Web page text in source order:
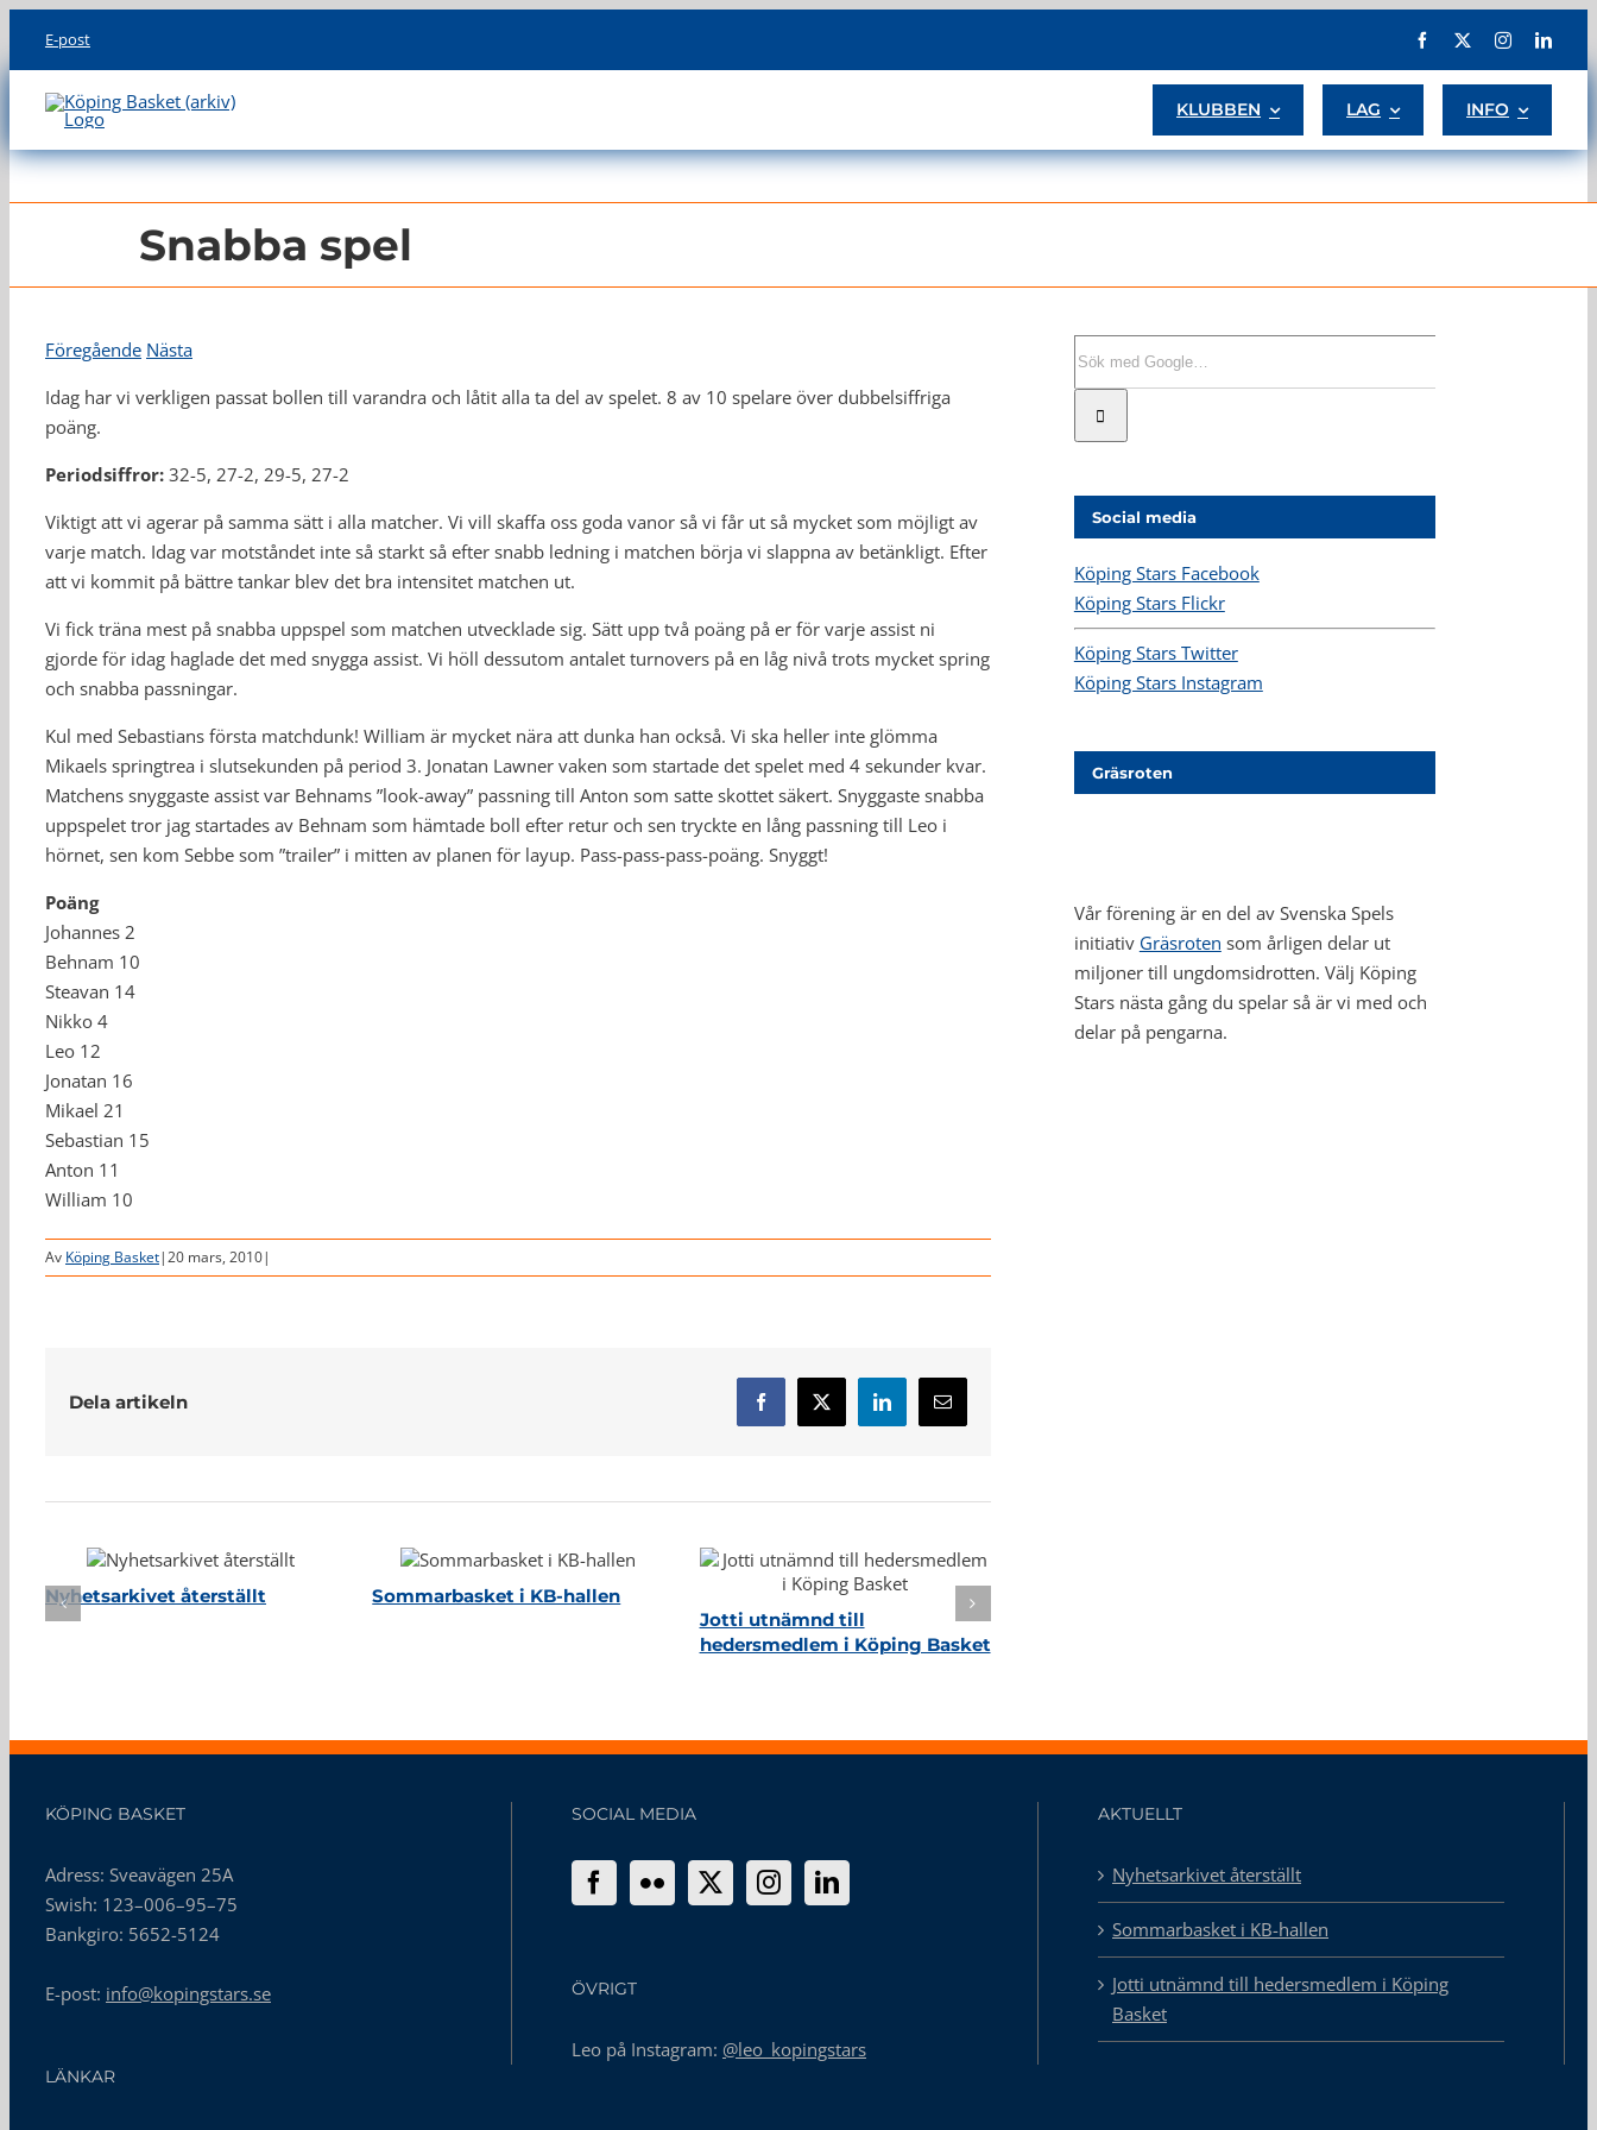
content
E-post
KLUBBEN LAG INFO
Snabba spel
Föregående Nästa
Idag har vi verkligen passat bollen till varandra och låtit alla ta del av spelet. 8 av 10 spelare över dubbelsiffriga
poäng.
Periodsiffror: 32-5, 27-2, 29-5, 27-2
Viktigt att vi agerar på samma sätt i alla matcher. Vi vill skaffa oss goda vanor så vi får ut så mycket som möjligt av
varje match. Idag var motståndet inte så starkt så efter snabb ledning i matchen börja vi slappna av betänkligt. Efter
att vi kommit på bättre tankar blev det bra intensitet matchen ut.
Vi fick träna mest på snabba uppspel som matchen utvecklade sig. Sätt upp två poäng på er för varje assist ni
gjorde för idag haglade det med snygga assist. Vi höll dessutom antalet turnovers på en låg nivå trots mycket spring
och snabba passningar.
Kul med Sebastians första matchdunk! William är mycket nära att dunka han också. Vi ska heller inte glömma
Mikaels springtrea i slutsekunden på period 3. Jonatan Lawner vaken som startade det spelet med 4 sekunder kvar.
Matchens snyggaste assist var Behnams ”look-away” passning till Anton som satte skottet säkert. Snyggaste snabba
uppspelet tror jag startades av Behnam som hämtade boll efter retur och sen tryckte en lång passning till Leo i
hörnet, sen kom Sebbe som ”trailer” i mitten av planen för layup. Pass-pass-pass-poäng. Snyggt!
Poäng
Johannes 2
Behnam 10
Steavan 14
Nikko 4
Leo 12
Jonatan 16
Mikael 21
Sebastian 15
Anton 11
William 10
Av Köping Basket|20 mars, 2010|
Dela artikeln Facebook
X LinkedInE-
post
Nyhetsarkivet återställt
Sommarbasket i KB-hallen
Jotti utnämnd till
hedersmedlem i Köping Basket
Social media
Köping Stars Facebook
Köping Stars Flickr
Köping Stars Twitter
Köping Stars Instagram
Gräsroten
Vår förening är en del av Svenska Spels
initiativ Gräsroten som årligen delar ut
miljoner till ungdomsidrotten. Välj Köping
Stars nästa gång du spelar så är vi med och
delar på pengarna.
KÖPING BASKET
Adress: Sveavägen 25A
Swish: 123–006–95–75
Bankgiro: 5652-5124
E-post: info@kopingstars.se
SOCIAL MEDIA
ÖVRIGT
Leo på Instagram: @leo_kopingstars
AKTUELLT
Nyhetsarkivet återställt
Sommarbasket i KB-hallen
Jotti utnämnd till hedersmedlem i Köping
Basket
LÄNKAR